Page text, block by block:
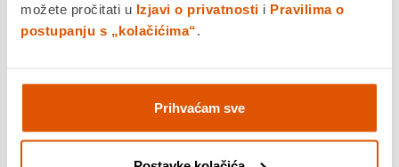
možete pročitati u Izjavi o privatnosti i Pravilima o
postupanju s „kolačićima“
Prihvaćam sve
preostale topline ploče
prilikom hlađenja, dječja
Timer kao podsjetnik i
vremensko isključivanje
jedne ili više zona 1-99